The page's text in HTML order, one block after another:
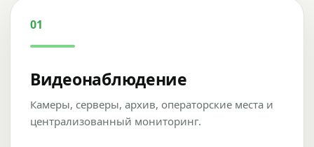
01
Видеонаблюдение
Камеры, серверы, архив, операторские места и
централизованный мониторинг.